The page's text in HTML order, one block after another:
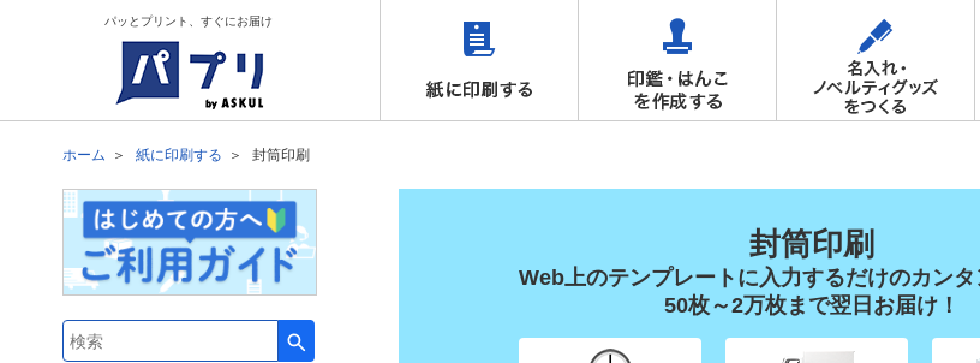
パッとプリント、すぐにお届け
ホーム 紙に印刷する 封筒印刷
封筒印刷
Web上のテンプレートに入力するだけのカンタ
50枚～2万枚まで翌日お届け！
検索キーワード入力